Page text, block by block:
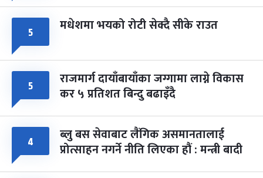
५ मधेशमा भयको रोटी सेक्दै सीके राउत
५ राजमार्ग दायाँबायाँका जग्गामा लाग्ने विकास
कर ५ प्रतिशत बिन्दु बढाइँदै
४ ब्लु बस सेवाबाट लैंगिक असमानतालाई
प्रोत्साहन नगर्ने नीति लिएका हौं : मन्त्री बादी